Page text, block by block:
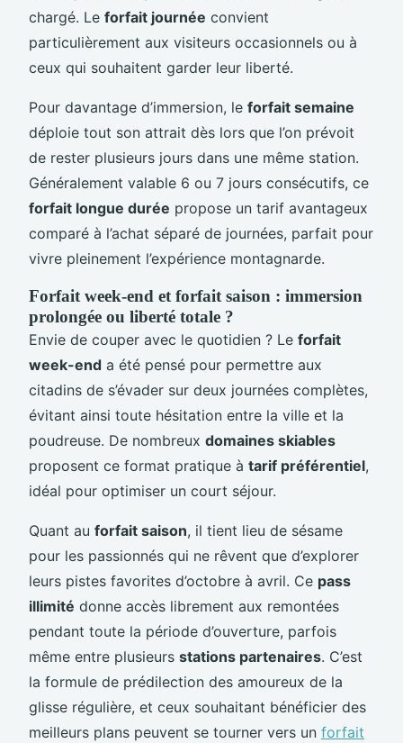
chargé. Le forfait journée convient
particulièrement aux visiteurs occasionnels ou à
ceux qui souhaitent garder leur liberté.
Pour davantage d’immersion, le forfait semaine
déploie tout son attrait dès lors que l’on prévoit
de rester plusieurs jours dans une même station.
Généralement valable 6 ou 7 jours consécutifs, ce
forfait longue durée propose un tarif avantageux
comparé à l’achat séparé de journées, parfait pour
vivre pleinement l’expérience montagnarde.
Forfait week-end et forfait saison : immersion
prolongée ou liberté totale ?
Envie de couper avec le quotidien ? Le forfait
week-end a été pensé pour permettre aux
citadins de s’évader sur deux journées complètes,
évitant ainsi toute hésitation entre la ville et la
poudreuse. De nombreux domaines skiables
proposent ce format pratique à tarif préférentiel,
idéal pour optimiser un court séjour.
Quant au forfait saison, il tient lieu de sésame
pour les passionnés qui ne rêvent que d’explorer
leurs pistes favorites d’octobre à avril. Ce pass
illimité donne accès librement aux remontées
pendant toute la période d’ouverture, parfois
même entre plusieurs stations partenaires. C’est
la formule de prédilection des amoureux de la
glisse régulière, et ceux souhaitant bénéficier des
meilleurs plans peuvent se tourner vers un forfait